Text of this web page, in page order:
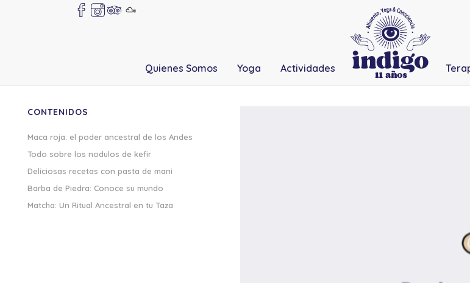
Quienes Somos Yoga Actividades
CONTENIDOS
Maca roja: el poder ancestral de los Andes
Todo sobre los nodulos de kefir
Deliciosas recetas con pasta de mani
Barba de Piedra: Conoce su mundo
Matcha: Un Ritual Ancestral en tu Taza